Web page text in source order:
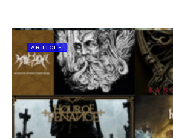
ARTICLE